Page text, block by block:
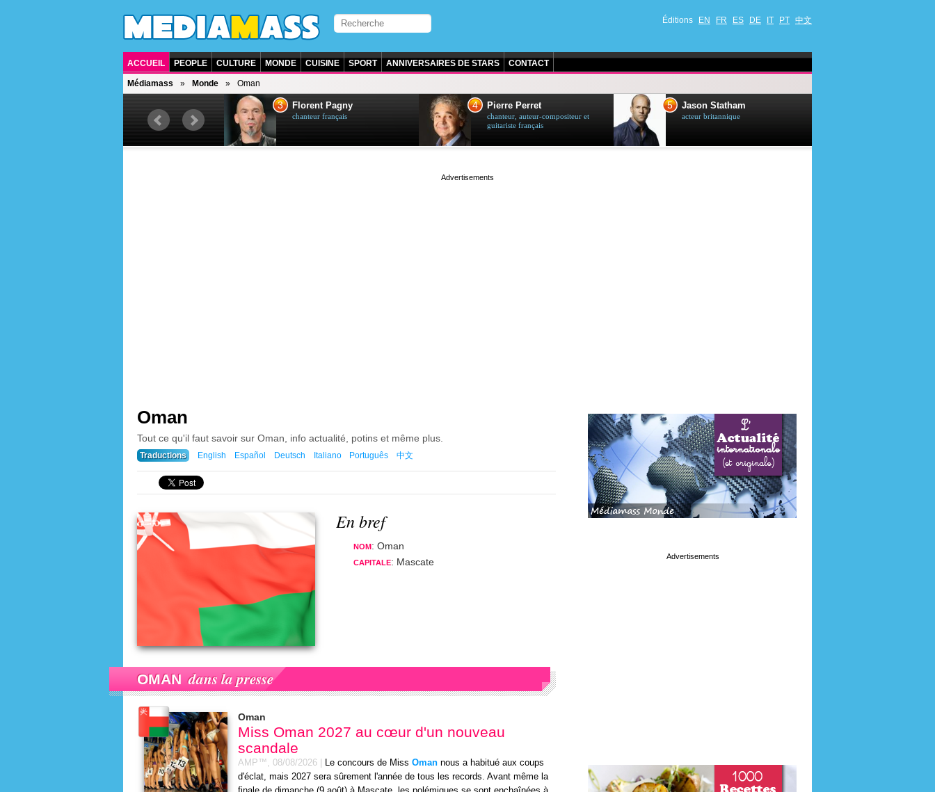
Éditions EN FR ES DE IT PT 中文
ACCUEIL PEOPLE CULTURE MONDE CUISINE SPORT ANNIVERSAIRES DE STARS CONTACT
Médiamass Monde Oman
humoriste et actrice française
3 Florent Pagny
chanteur français
4 Pierre Perret
chanteur, auteur-compositeur et
guitariste français
5 Jason Statham
acteur britannique
Oman
Tout ce qu'il faut savoir sur Oman, info actualité, potins et même plus.
Traductions English Español Deutsch Italiano Português 中文
En bref
NOM: Oman
CAPITALE: Mascate
OMAN dans la presse
Oman
Miss Oman 2027 au cœur d'un nouveau
scandale
AMP™, 08/08/2026 Le concours de Miss Oman nous a habitué aux coups
d'éclat, mais 2027 sera sûrement l'année de tous les records. Avant même la